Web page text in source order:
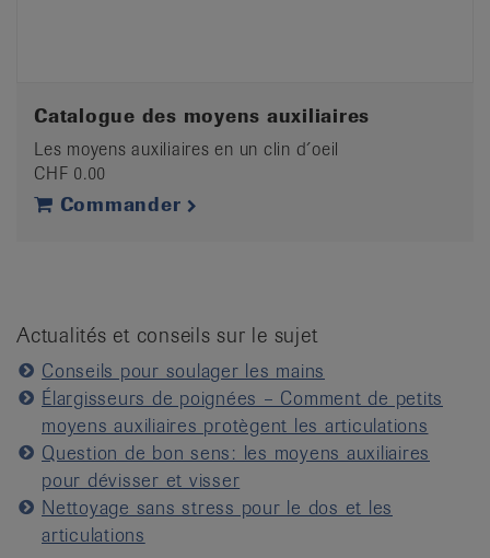
Catalogue des moyens auxiliaires
Les moyens auxiliaires en un clin d´oeil
CHF 0.00
Commander
Actualités et conseils sur le sujet
Conseils pour soulager les mains
Élargisseurs de poignées – Comment de petits
moyens auxiliaires protègent les articulations
Question de bon sens: les moyens auxiliaires
pour dévisser et visser
Nettoyage sans stress pour le dos et les
articulations